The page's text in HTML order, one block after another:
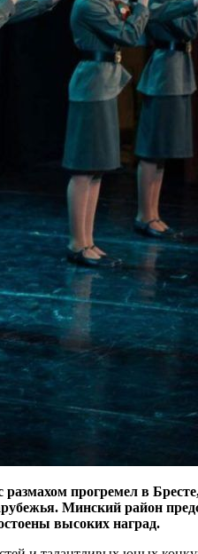
прогремел в
Минский район
высоких наград.